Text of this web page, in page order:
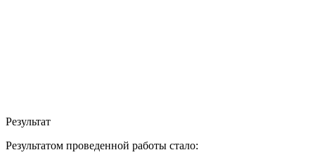
Результат
Результатом проведенной работы стало: